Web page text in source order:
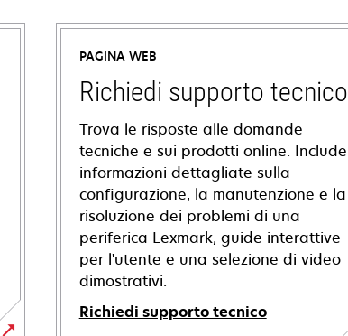
PAGINA WEB
Richiedi supporto tecnico
Trova le risposte alle domande
tecniche e sui prodotti online. Include
informazioni dettagliate sulla
configurazione, la manutenzione e la
risoluzione dei problemi di una
periferica Lexmark, guide interattive
per l'utente e una selezione di video
dimostrativi.
Richiedi supporto tecnico